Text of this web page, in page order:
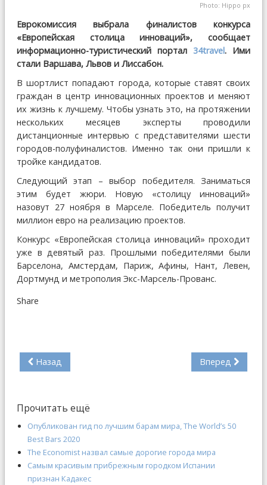
Photo: Hippo px
Еврокомиссия выбрала финалистов конкурса
«Европейская столица инноваций», сообщает
информационно-туристический портал 34travel. Ими
стали Варшава, Львов и Лиссабон.
В шортлист попадают города, которые ставят своих
граждан в центр инновационных проектов и меняют
их жизнь к лучшему. Чтобы узнать это, на протяжении
нескольких месяцев эксперты проводили
дистанционные интервью с представителями шести
городов-полуфиналистов. Именно так они пришли к
тройке кандидатов.
Следующий этап – выбор победителя. Заниматься
этим будет жюри. Новую «столицу инноваций»
назовут 27 ноября в Марселе. Победитель получит
миллион евро на реализацию проектов.
Конкурс «Европейская столица инноваций» проходит
уже в девятый раз. Прошлыми победителями были
Барселона, Амстердам, Париж, Афины, Нант, Левен,
Дортмунд и метрополия Экс-Марсель-Прованс.
Share
Назад Вперед
Прочитать ещё
Опубликован гид по лучшим барам мира, The World’s 50
Best Bars 2020
The Economist назвал самые дорогие города мира
Самым красивым прибрежным городком Испании
признан Кадакес